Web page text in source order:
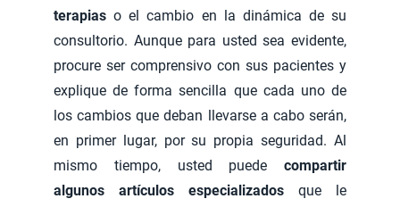
terapias o el cambio en la dinámica de su
consultorio. Aunque para usted sea evidente,
procure ser comprensivo con sus pacientes y
explique de forma sencilla que cada uno de
los cambios que deban llevarse a cabo serán,
en primer lugar, por su propia seguridad. Al
mismo tiempo, usted puede compartir
algunos artículos especializados que le